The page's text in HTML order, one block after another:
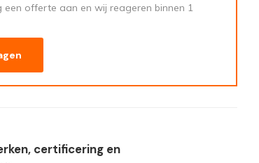
een offerte aan en wij reageren binnen 1
certificering en